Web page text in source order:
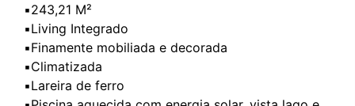
▪️243,21 M²
▪️Living Integrado
▪️Finamente mobiliada e decorada
▪️Climatizada
▪️Lareira de ferro